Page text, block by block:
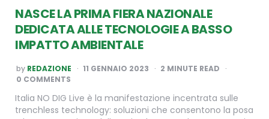
NASCE LA PRIMA FIERA NAZIONALE
DEDICATAALLE TECNOLOGIE A BASSO
IMPATTO AMBIENTALE
POSTED
BY
by REDAZIONE 11 GENNAIO 2023 2 MINUTE READ
0 COMMENTS
Italia NO DIG Live è la manifestazione incentrata sulle
trenchless technology: soluzioni che consentono la posa